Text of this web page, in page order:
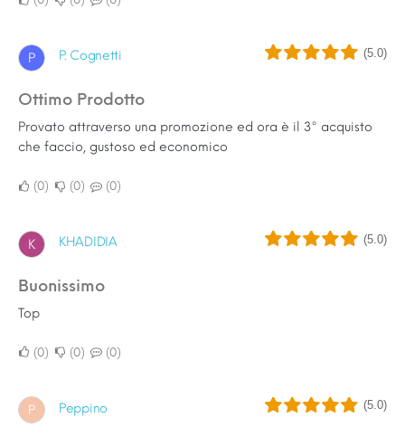
P P. Cognetti (5.0)
Ottimo Prodotto
Provato attraverso una promozione ed ora è il 3° acquisto
che faccio, gustoso ed economico
0 0 0
K KHADIDIA (5.0)
buonissimo
Top
0 0 0
P Peppino (5.0)